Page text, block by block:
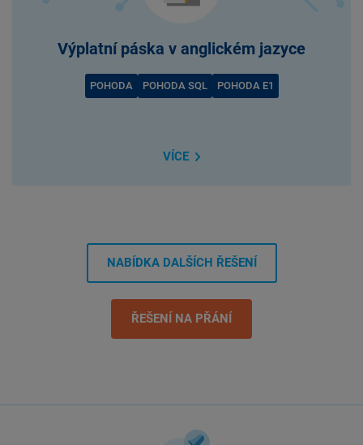
Výplatní páska v anglickém jazyce
POHODA POHODA SQL POHODA E1
VÍCE
NABÍDKA DALŠÍCH ŘEŠENÍ
ŘEŠENÍ NA PŘÁNÍ